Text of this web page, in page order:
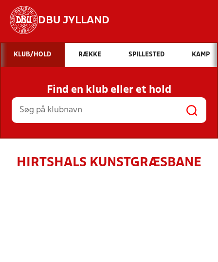
DBU JYLLAND
Hvad vil du søge efter?
INDHOLD OG NYHEDER
STILLINGER, RESULTATER, KLUBBER OG
HOLD
KLUB/HOLD RÆKKE SPILLESTED KAMP
Find en klub eller et hold
HIRTSHALS KUNSTGRÆSBANE